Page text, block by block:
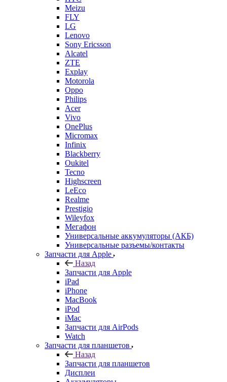
Meizu
FLY
LG
Lenovo
Sony Ericsson
Alcatel
ZTE
Explay
Motorola
Oppo
Philips
Acer
Vivo
OnePlus
Micromax
Infinix
Blackberry
Oukitel
Tecno
Highscreen
LeEco
Realme
Prestigio
Wileyfox
Мегафон
Универсальные аккумуляторы (АКБ)
Универсальные разъемы/контакты
Запчасти для Apple
Назад
Запчасти для Apple
iPad
iPhone
MacBook
iPod
iMac
Запчасти для AirPods
Watch
Запчасти для планшетов
Назад
Запчасти для планшетов
Дисплеи